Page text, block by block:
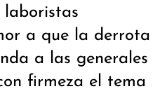
a que la derrota
a las generales
firmeza el tema